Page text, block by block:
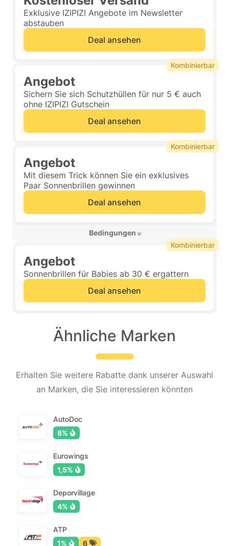
Exklusive IZIPIZI Angebote im Newsletter
abstauben
Deal ansehen
Angebot
Sichern Sie sich Schutzhüllen für nur 5 € auch
ohne IZIPIZI Gutschein
Deal ansehen
Kombinierbar
Angebot
Mit diesem Trick können Sie ein exklusives
Paar Sonnenbrillen gewinnen
Deal ansehen
Bedingungen
Kombinierbar
Angebot
Sonnenbrillen für Babies ab 30 € ergattern
Deal ansehen
Kombinierbar
Ähnliche Marken
Erhalten Sie weitere Rabatte dank unserer Auswahl
an Marken, die Sie interessieren könnten
AutoDoc
8%
Eurowings
1,5%
Deporvillage
4%
ATP
1%
6